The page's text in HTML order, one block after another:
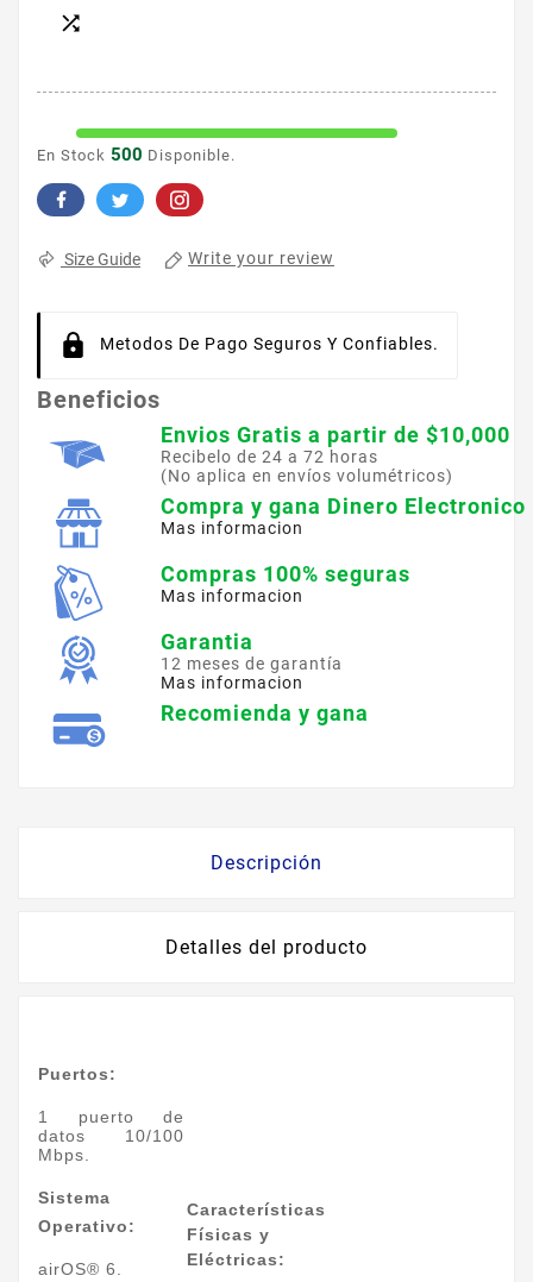

En Stock 500 Disponible.
Size Guide Write your review
Metodos De Pago Seguros Y Confiables.
Beneficios
Envios Gratis a partir de $10,000
Recibelo de 24 a 72 horas
(No aplica en envíos volumétricos)
Compra y gana Dinero Electronico
Mas informacion
Compras 100% seguras
Mas informacion
Garantia
12 meses de garantía
Mas informacion
Recomienda y gana
Descripción
Detalles del producto
Puertos:
1 puerto de
datos 10/100
Mbps.
Sistema
Operativo:
airOS® 6.
Características
Físicas y
Eléctricas: